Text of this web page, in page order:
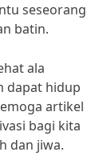
seseorang
batin.
ala
dapat hidup
artikel
bagi kita
dan jiwa.